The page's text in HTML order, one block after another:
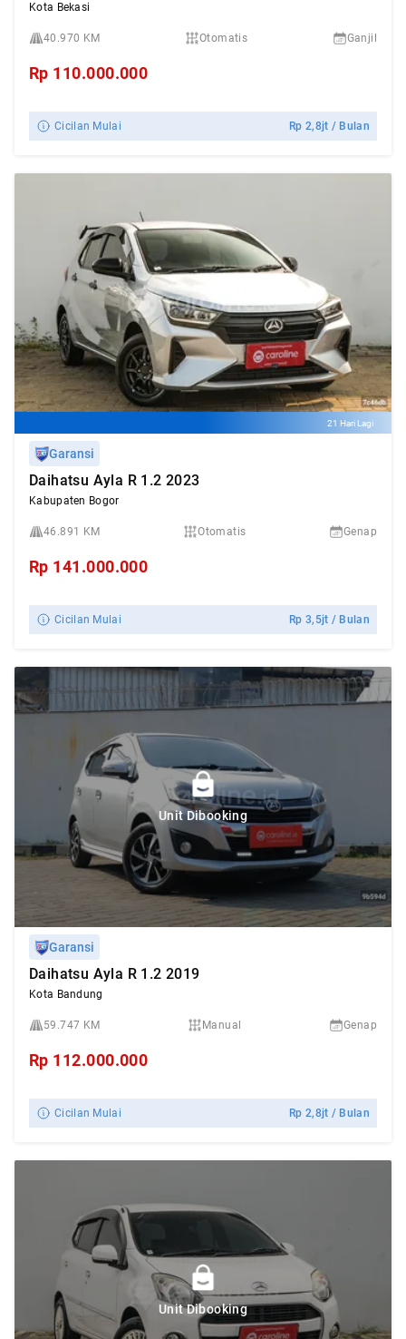
Kota Bekasi
40.970 KM Otomatis Ganjil
Rp 110.000.000
Cicilan Mulai Rp2,8jt / Bulan
21 Hari Lagi
Garansi
Daihatsu Ayla R 1.2 2023
Kabupaten Bogor
46.891 KM Otomatis Genap
Rp 141.000.000
Cicilan Mulai Rp3,5jt / Bulan
Unit Dibooking
Garansi
Daihatsu Ayla R 1.2 2019
Kota Bandung
59.747 KM Manual Genap
Rp 112.000.000
Cicilan Mulai Rp2,8jt / Bulan
Unit Dibooking